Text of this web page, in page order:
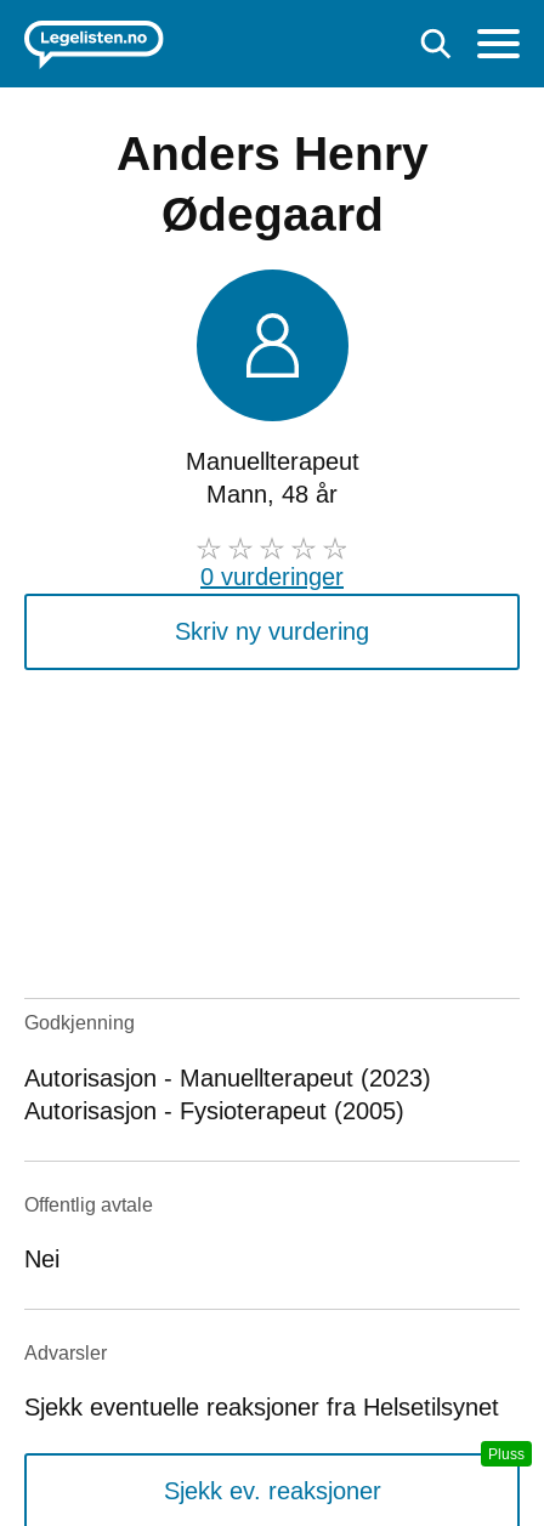
Anders Henry
Ødegaard
Manuellterapeut
Mann, 48 år
0 vurderinger
Skriv ny vurdering
Godkjenning
Autorisasjon - Manuellterapeut (2023)
Autorisasjon - Fysioterapeut (2005)
Offentlig avtale
Nei
Advarsler
Sjekk eventuelle reaksjoner fra Helsetilsynet
Sjekk ev. reaksjoner